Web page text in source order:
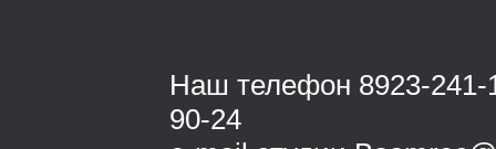
Наш телефон 8923-241-
90-24